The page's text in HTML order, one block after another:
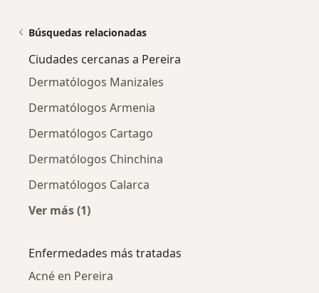
Búsquedas relacionadas
Ciudades cercanas a Pereira
Dermatólogos Manizales
Dermatólogos Armenia
Dermatólogos Cartago
Dermatólogos Chinchina
Dermatólogos Calarca
Ver más (1)
Enfermedades más tratadas
Acné en Pereira